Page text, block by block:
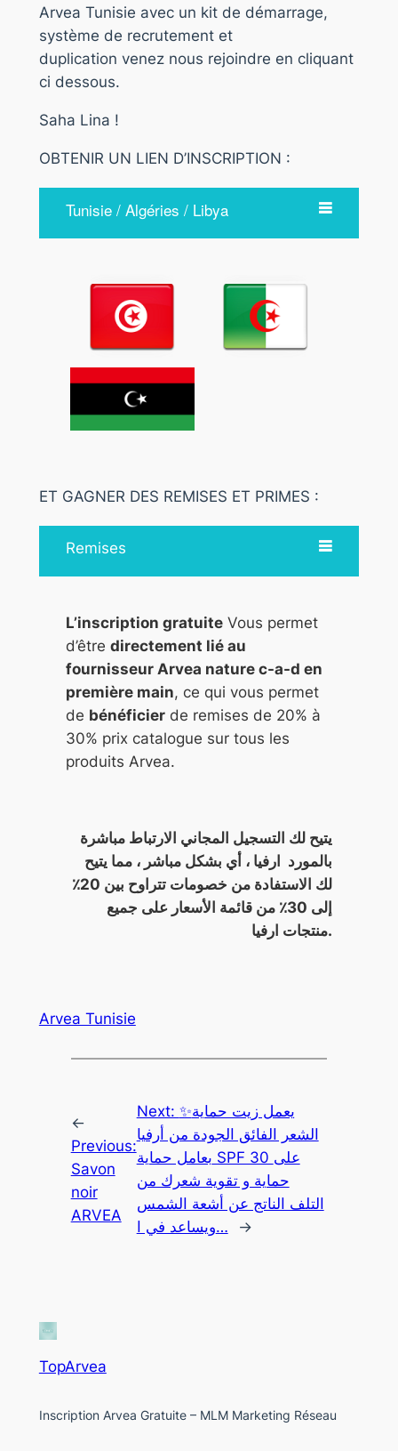
Arvea Tunisie avec un kit de démarrage,
système de recrutement et
duplication venez nous rejoindre en cliquant
ci dessous.
Saha Lina !
OBTENIR UN LIEN D’INSCRIPTION :
Tunisie / Algéries / Libya
ET GAGNER DES REMISES ET PRIMES :
Remises
L’inscription gratuiteVous permet
d’être directement lié au
fournisseur Arvea nature c-a-d en
première main, ce qui vous permet
de bénéficierde remises de 20% à
30% prix catalogue sur tous les
produits Arvea.
يتيح لك التسجيل المجاني الارتباط مباشرة
بالمورد ارفيا ، أي بشكل مباشر ، مما يتيح
لك الاستفادة من خصومات تتراوح بين 20٪
إلى 30٪ من قائمة الأسعار على جميع
منتجات ارفيا.
Arvea Tunisie
←
Previous:
Savon
noir
ARVEA
Next: ✨يعمل زيت حماية
الشعر الفائق الجودة من أرفيا
بعامل حماية SPF 30 على
حماية و تقوية شعرك من
التلف الناتج عن أشعة الشمس
ويساعد في ا…
→
TopArvea
Inscription Arvea Gratuite – MLM Marketing Réseau